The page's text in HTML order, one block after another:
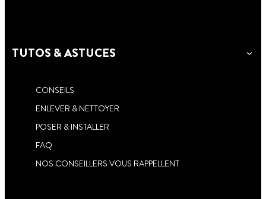
TUTOS & ASTUCES
CONSEILS
ENLEVER & NETTOYER
POSER & INSTALLER
FAQ
NOS CONSEILLERS VOUS RAPPELLENT